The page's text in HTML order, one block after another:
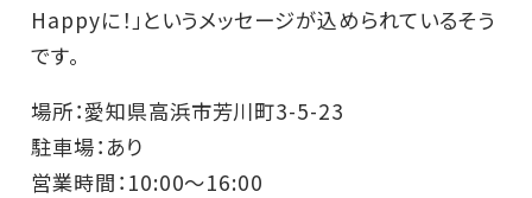
Happyに！」というメッセージが込められているそう
です。
場所：愛知県高浜市芳川町3-5-23
駐車場：あり
営業時間：10:00～16:00